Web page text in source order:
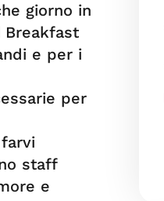
giorno in
Breakfast
e per i
per
staff
e